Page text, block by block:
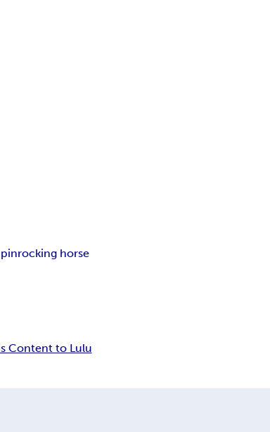
rocking horse
Content to Lulu